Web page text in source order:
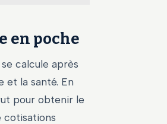
en poche
calcule après
et la santé. En
pour obtenir le
cotisations